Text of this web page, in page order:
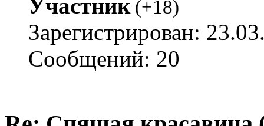
Участник(+18)
Зарегистрирован:
Сообщений: 20